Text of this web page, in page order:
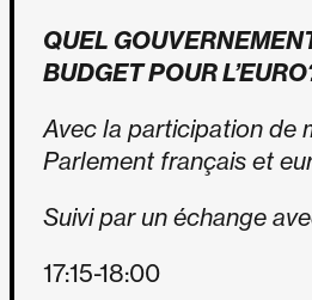
QUEL
BUDGET POUR
Avec la participation de
Parlement français et
Suivi par un échange
17:15-18:00